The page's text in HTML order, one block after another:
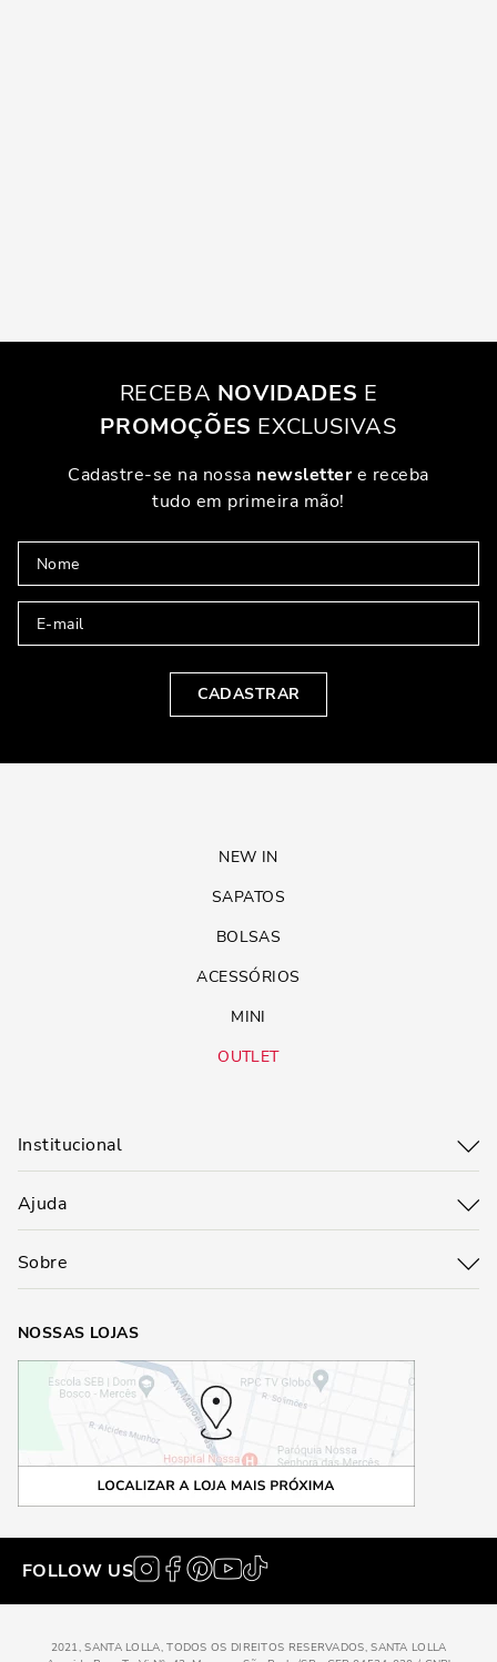
RECEBA NOVIDADES E
PROMOÇÕES EXCLUSIVAS
Cadastre-se na nossa newslettere receba
tudo em primeira mão!
CADASTRAR
NEW IN
SAPATOS
BOLSAS
ACESSÓRIOS
MINI
OUTLET
Institucional
Ajuda
Sobre
NOSSAS LOJAS
FOLLOW US
2021, SANTA LOLLA, TODOS OS DIREITOS RESERVADOS, SANTA LOLLA